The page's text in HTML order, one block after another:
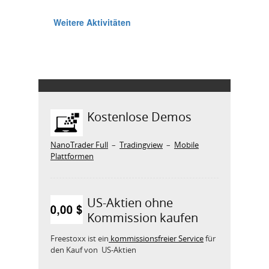
Kostenlose Demos
NanoTrader Full – Tradingview – Mobile
Plattformen
US-Aktien ohne
Kommission kaufen
Freestoxx ist ein kommissionsfreier Servicefür
den Kauf von US-Aktien